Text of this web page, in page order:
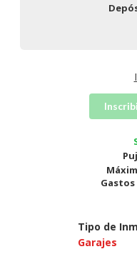
Tipo de
Garajes